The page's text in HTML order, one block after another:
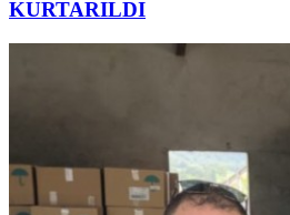
KURTARILDI